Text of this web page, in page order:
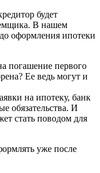
будет
В нашем
оформления ипотеки
погашение первого
Ее ведь могут и
на ипотеку, банк
обязательства. И
стать поводом для
уже после